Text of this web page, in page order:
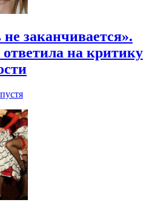
заканчивается».
на критику